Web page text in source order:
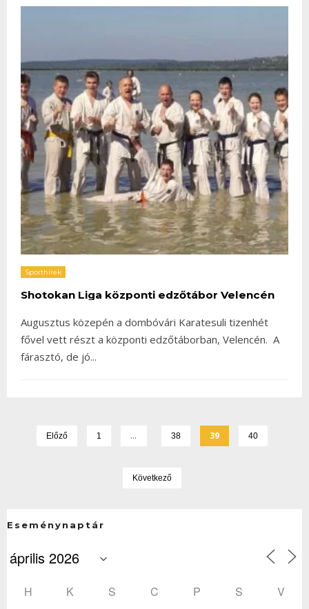
Sporthírek
Shotokan Liga központi edzőtábor Velencén
Augusztus közepén a dombóvári Karatesuli tizenhét
fővel vett részt a központi edzőtáborban, Velencén. A
fárasztó, de jó...
Előző 1 … 38 39 40
Következő
Eseménynaptár
H K S C P S V